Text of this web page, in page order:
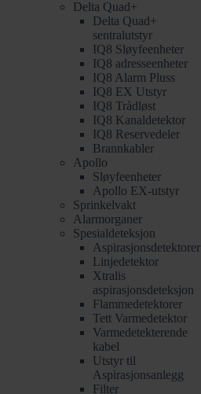
Delta Quad+
Delta Quad+
sentralutstyr
IQ8 Sløyfeenheter
IQ8 adresseenheter
IQ8 Alarm Pluss
IQ8 EX Utstyr
IQ8 Trådløst
IQ8 Kanaldetektor
IQ8 Reservedeler
Brannkabler
Apollo
Sløyfeenheter
Apollo EX-utstyr
Sprinkelvakt
Alarmorganer
Spesialdeteksjon
Aspirasjonsdetektorer
Linjedetektor
Xtralis
aspirasjonsdeteksjon
Flammedetektorer
Tett Varmedetektor
Varmedetekterende
kabel
Utstyr til
Aspirasjonsanlegg
Filter